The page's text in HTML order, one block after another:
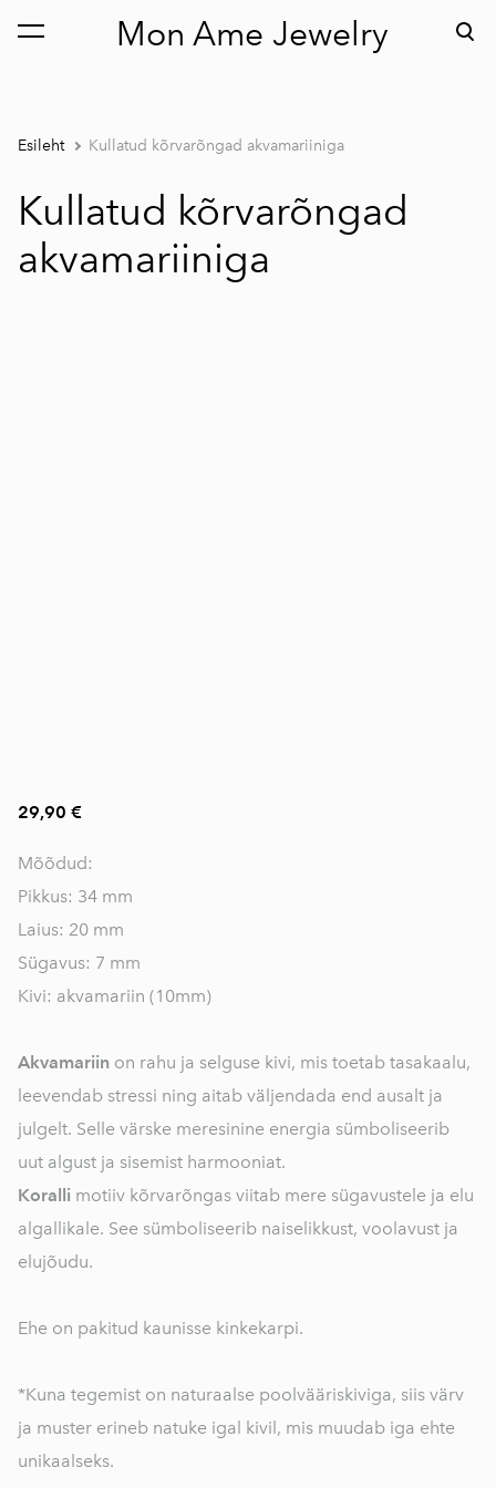
Mon Ame Jewelry
lisati ostukorvi. Vaata ostukorvi
Esileht Kullatud kõrvarõngad akvamariiniga
Kullatud kõrvarõngad
akvamariiniga
29,90 €
Mõõdud:
Pikkus: 34 mm
Laius: 20 mm
Sügavus: 7 mm
Kivi: akvamariin (10mm)
Akvamariin on rahu ja selguse kivi, mis toetab tasakaalu,
leevendab stressi ning aitab väljendada end ausalt ja
julgelt. Selle värske meresinine energia sümboliseerib
uut algust ja sisemist harmooniat.
Koralli motiiv kõrvarõngas viitab mere sügavustele ja elu
algallikale. See sümboliseerib naiselikkust, voolavust ja
elujõudu.
Ehe on pakitud kaunisse kinkekarpi.
*Kuna tegemist on naturaalse poolvääriskiviga, siis värv
ja muster erineb natuke igal kivil, mis muudab iga ehte
unikaalseks.